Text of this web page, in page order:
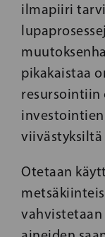
ilmapiiri
pikakaistaa
resursointiin
Otetaan